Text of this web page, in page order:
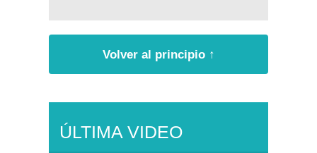
Volver al principio ↑
ÚLTIMA VIDEO